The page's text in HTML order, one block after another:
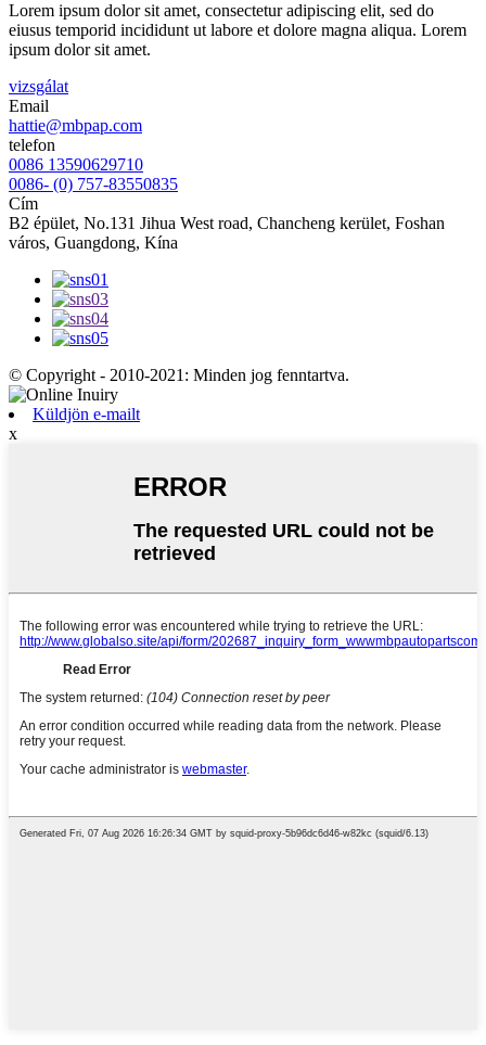
Lorem ipsum dolor sit amet, consectetur adipiscing elit, sed do
eiusus temporid incididunt ut labore et dolore magna aliqua. Lorem
ipsum dolor sit amet.
vizsgálat
Email
hattie@mbpap.com
telefon
0086 13590629710
0086- (0) 757-83550835
Cím
B2 épület, No.131 Jihua West road, Chancheng kerület, Foshan
város, Guangdong, Kína
© Copyright - 2010-2021: Minden jog fenntartva.
Küldjön e-mailt
x